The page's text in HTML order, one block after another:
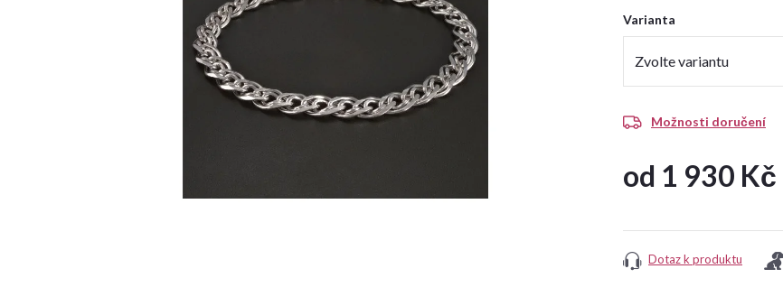
Varianta
Možnosti doručení
od 1 930 Kč
Dotaz k produktu